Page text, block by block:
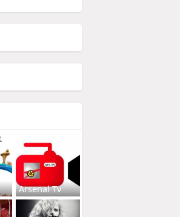
Arsenal Tv